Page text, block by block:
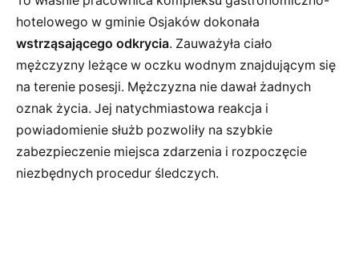
hotelowego w gminie Osjaków dokonała
wstrząsającego odkrycia. Zauważyła ciało
mężczyzny leżące w oczku wodnym znajdującym się
na terenie posesji. Mężczyzna nie dawał żadnych
oznak życia. Jej natychmiastowa reakcja i
powiadomienie służb pozwoliły na szybkie
zabezpieczenie miejsca zdarzenia i rozpoczęcie
niezbędnych procedur śledczych.